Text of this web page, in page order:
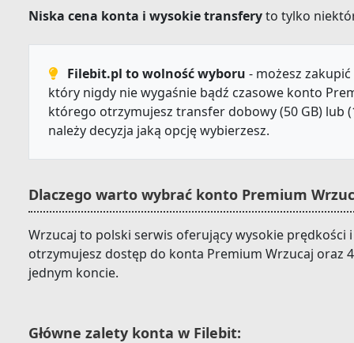
Niska cena konta i wysokie transferyto tylko
Filebit.pl to wolność wyboru - możesz
który nigdy nie wygaśnie bądź czasowe konto
którego otrzymujesz transfer dobowy (50 GB) lub
należy decyzja jaką opcję wybierzesz.
Dlaczego warto wybrać konto Premium
Wrzucaj to polski serwis oferujący wysokie prędkości
otrzymujesz dostęp do konta Premium Wrzucaj oraz
jednym koncie.
Główne zalety konta w Filebit: